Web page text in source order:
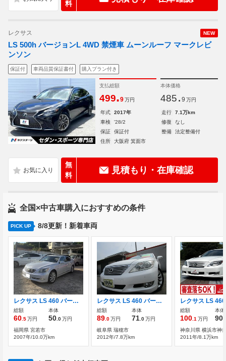
料
NEW
レクサス
LS 500h バージョンL 4WD 禁煙車 ムーンルーフ マークレビ
ンソン
保証付 車両品質保証書付 購入プラン付き
支払総額
499.9 万円
本体価格
485. 9 万円
年式 2017年 走行
7.1万km
車検
'28/2 修復
なし
保証
保証付 整備
法定整備付
住所
大阪府 箕面市
無
料
見積もり・在庫確認
全国×中古車購入におすすめの条件
PICK UP 8/8更新！新着車両
レクサス LS 460 バージョンU Iパッケージ
総額
60 .5万円
本体
50 .0万円
福岡県 宮若市
2007年/10.0万km
レクサス LS 460 バージョンC Iパッケージ 3カ月保証 純正HDDナビ フルセグ
総額
89 .0万円
本体
71 .0万円
岐阜県 瑞穂市
2012年/7.8万km
総額
100 .1 万円
本体
90
神奈川県 横浜市神
2011年/8.1万km